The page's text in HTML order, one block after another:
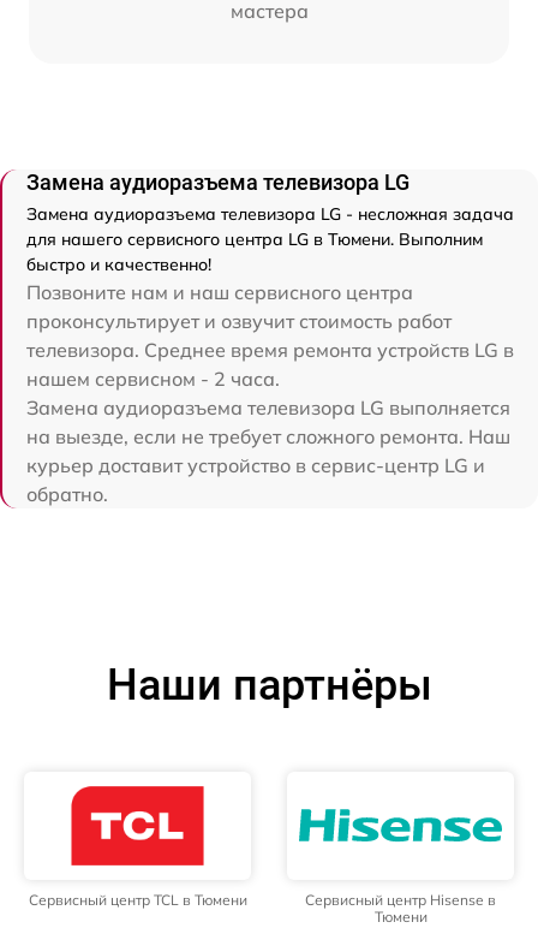
мастера
Замена аудиоразъема телевизора LG
Замена аудиоразъема телевизора LG - несложная задача
для нашего сервисного центра LG в Тюмени. Выполним
быстро и качественно!
Позвоните нам и наш сервисного центра
проконсультирует и озвучит стоимость работ
телевизора. Среднее время ремонта устройств LG в
нашем сервисном - 2 часа.
Замена аудиоразъема телевизора LG выполняется
на выезде, если не требует сложного ремонта. Наш
курьер доставит устройство в сервис-центр LG и
обратно.
Наши партнёры
Сервисный центр TCL в Тюмени
Сервисный центр Hisense в
Тюмени